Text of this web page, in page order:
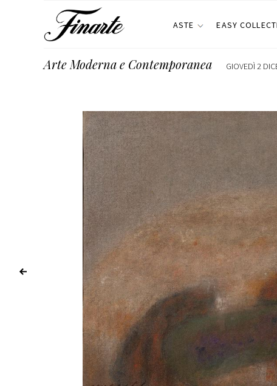
ASTE EASY
Arte Moderna e Contemporanea GIOVEDÌ 2